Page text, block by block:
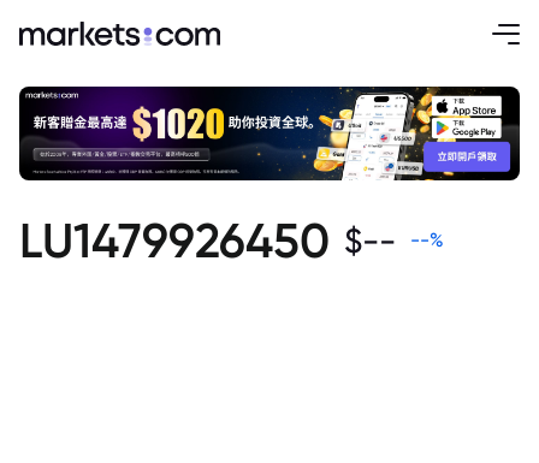
LU1479926450 $-- --%